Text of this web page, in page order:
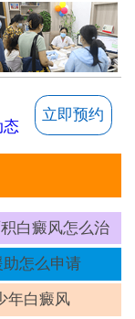
态
立即预约
白癜风怎么治
助怎么申请
年白癜风